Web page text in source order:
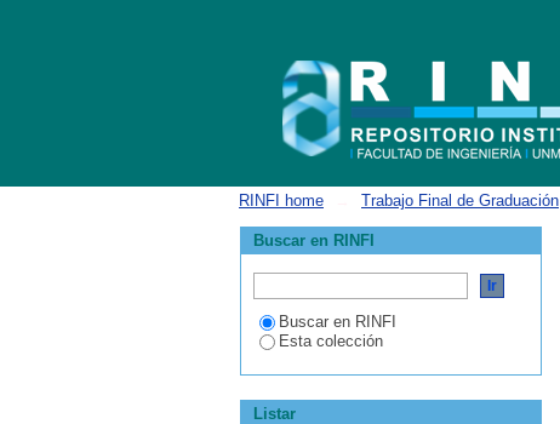
RINFI home Trabajo Final de Graduación
Buscar en RINFI
Buscar en RINFI
Esta colección
Listar